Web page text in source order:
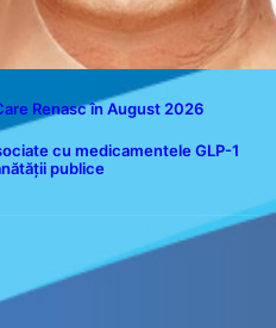
Renasc în August 2026
cu medicamentele GLP-1
publice